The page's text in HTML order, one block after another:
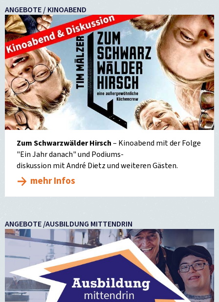
ANGEBOTE / KINOABEND
Zum Schwarzwälder Hirsch– Kinoabend mit der Folge
"Ein Jahr danach" und Podiums-
diskussion mit André Dietz und weiteren Gästen.
mehr Infos
ANGEBOTE /AUSBILDUNG MITTENDRIN